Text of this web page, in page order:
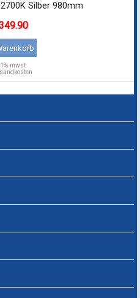
Silber 980mm
mwst